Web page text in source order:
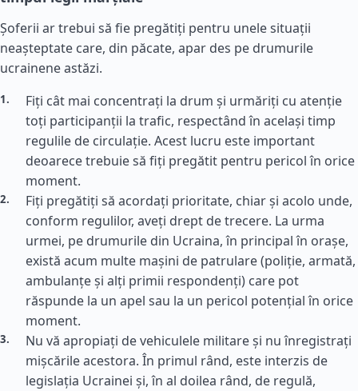
Șoferii ar trebui să fie pregătiți pentru unele situații
neașteptate care, din păcate, apar des pe drumurile
ucrainene astăzi.
Fiți cât mai concentrați la drum și urmăriți cu atenție
toți participanții la trafic, respectând în același timp
regulile de circulație. Acest lucru este important
deoarece trebuie să fiți pregătit pentru pericol în orice
moment.
Fiți pregătiți să acordați prioritate, chiar și acolo unde,
conform regulilor, aveți drept de trecere. La urma
urmei, pe drumurile din Ucraina, în principal în orașe,
există acum multe mașini de patrulare (poliție, armată,
ambulanțe și alți primii respondenți) care pot
răspunde la un apel sau la un pericol potențial în orice
moment.
Nu vă apropiați de vehiculele militare și nu înregistrați
mișcările acestora. În primul rând, este interzis de
legislația Ucrainei și, în al doilea rând, de regulă,